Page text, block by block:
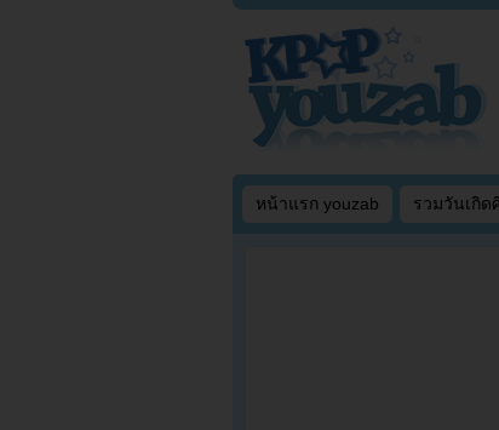
หน้าแรก youzab รวมวันเกิด